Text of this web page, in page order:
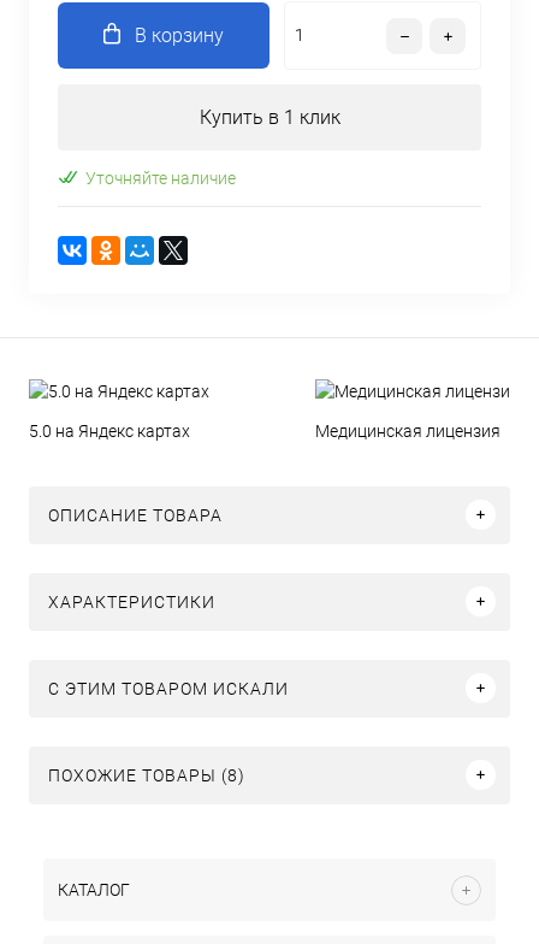
В корзину
Купить в 1 клик
Уточняйте наличие
5.0 на Яндекс картах Медицинская лицензия
ОПИСАНИЕ ТОВАРА
ХАРАКТЕРИСТИКИ
C ЭТИМ ТОВАРОМ ИСКАЛИ
ПОХОЖИЕ ТОВАРЫ (8)
КАТАЛОГ